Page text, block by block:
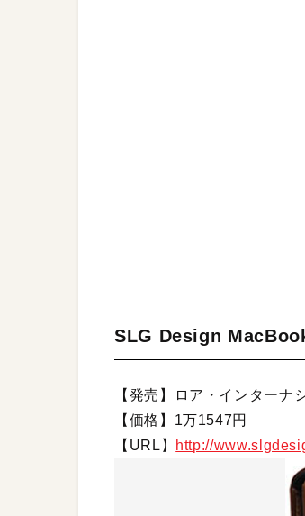
SLG Design
【発売】ロア・インターナ
【価格】1万1547円
【URL】
http://